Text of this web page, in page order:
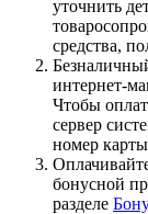
уточнить
средства,
интернет-
Чтобы
сервер
номер
бонусной
разделе